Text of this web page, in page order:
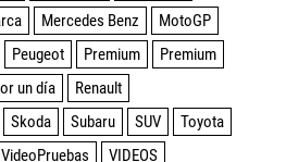
Mercedes Benz
MotoGP
Peugeot Premium
Premium
un día
Renault
Skoda Subaru SUV
Toyota
VideoPruebas
VIDEOS